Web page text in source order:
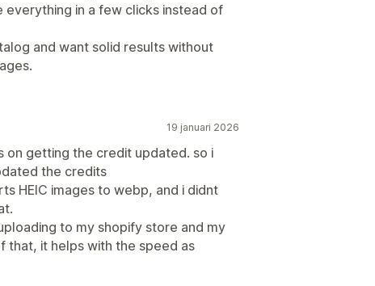
everything in a few clicks instead of
and want solid results without
19 januari 2026
on getting the credit updated. so i
the credits
HEIC images to webp, and i didnt
to my shopify store and my
that, it helps with the speed as